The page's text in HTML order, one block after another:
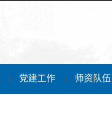
| 党建工作 | 师资队